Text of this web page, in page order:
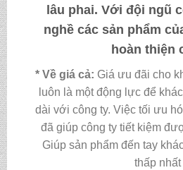
lâu phai. Với đội ngũ
nghề các sản phẩm
hoàn thiện
* Về giá cả: Giá ưu đãi cho
luôn là một động lực để
dài với công ty. Việc tối ưu
đã giúp công ty tiết kiệm
Giúp sản phẩm đến tay
thấp nhất